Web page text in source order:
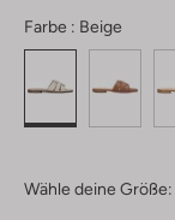
Farbe : Beige
Wähle deine Größe: